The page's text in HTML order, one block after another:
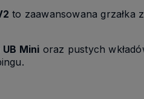
to zaawansowana grzałka
UB Mini oraz pustych